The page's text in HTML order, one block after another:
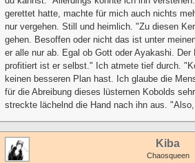
gerettet hatte, machte für mich auch nichts
nur vergehen. Still und heimlich. "Zu diesen
gehen. Besoffen oder nicht das ist unter
er alle nur ab. Egal ob Gott oder Ayakashi. Der
profitiert ist er selbst." Ich atmete tief durch.
keinen besseren Plan hast. Ich glaube die
für die Abreibung dieses lüsternen Kobolds
streckte lächelnd die Hand nach ihn aus.
Kiba
Chaosqueen